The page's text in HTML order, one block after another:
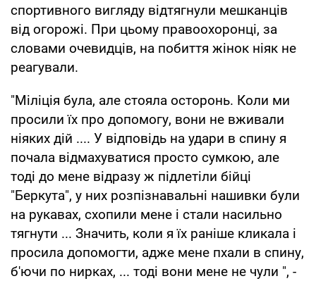
спортивного вигляду відтягнули мешканців
від огорожі. При цьому правоохоронці, за
словами очевидців, на побиття жінок ніяк не
реагували.
"Міліція була, але стояла осторонь. Коли ми
просили їх про допомогу, вони не вживали
ніяких дій .... У відповідь на удари в спину я
почала відмахуватися просто сумкою, але
тоді до мене відразу ж підлетіли бійці
"Беркута", у них розпізнавальні нашивки були
на рукавах, схопили мене і стали насильно
тягнути ... Значить, коли я їх раніше кликала і
просила допомогти, адже мене пхали в спину,
б'ючи по нирках, ... тоді вони мене не чули ", -